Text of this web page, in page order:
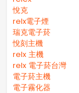
悅克
relx電子煙
瑞克電子菸
悅刻主機
relx 主機
relx 電子菸台灣
電子菸主機
電子霧化器